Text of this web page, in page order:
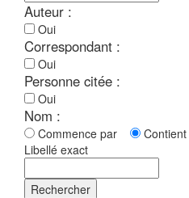
Auteur :
Oui
Correspondant :
Oui
Personne citée :
Oui
Nom :
Commence par Contient
Libellé exact
Rechercher